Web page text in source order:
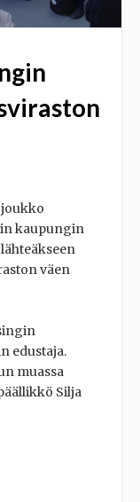
kaupungin
väen
edustaja.
muassa
Silja